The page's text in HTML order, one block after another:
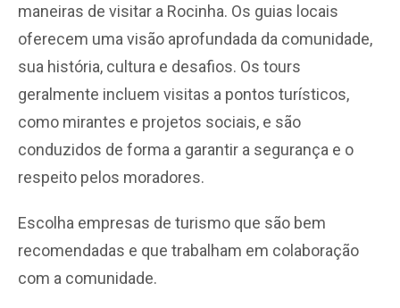
maneiras de visitar a Rocinha. Os guias locais
oferecem uma visão aprofundada da comunidade,
sua história, cultura e desafios. Os tours
geralmente incluem visitas a pontos turísticos,
como mirantes e projetos sociais, e são
conduzidos de forma a garantir a segurança e o
respeito pelos moradores.
Escolha empresas de turismo que são bem
recomendadas e que trabalham em colaboração
com a comunidade.